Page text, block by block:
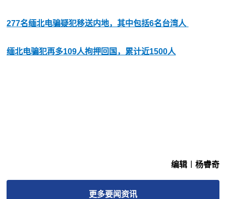
277名缅北电骗疑犯移送内地，其中包括6名台湾人
缅北电骗犯再多109人拘押回国，累计近1500人
编辑︱杨睿奇
更多要闻资讯